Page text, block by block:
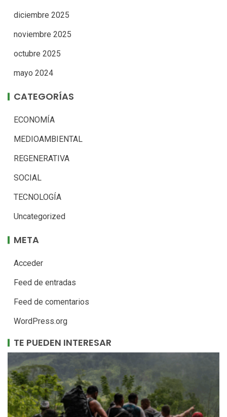
diciembre 2025
noviembre 2025
octubre 2025
mayo 2024
CATEGORÍAS
ECONOMÍA
MEDIOAMBIENTAL
REGENERATIVA
SOCIAL
TECNOLOGÍA
Uncategorized
META
Acceder
Feed de entradas
Feed de comentarios
WordPress.org
TE PUEDEN INTERESAR